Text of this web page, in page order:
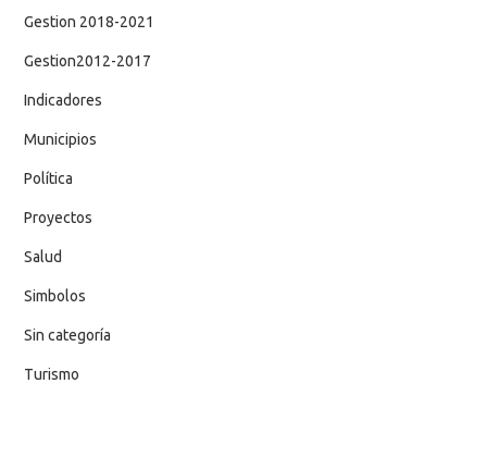
Gestion 2018-2021
Gestion2012-2017
Indicadores
Municipios
Política
Proyectos
Salud
Simbolos
Sin categoría
Turismo